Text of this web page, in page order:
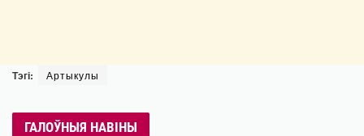
Тэгі: Артыкулы
ГАЛОЎНЫЯ НАВІНЫ